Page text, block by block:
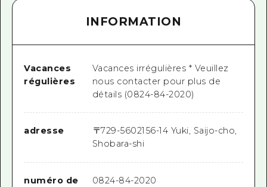
INFORMATION
Vacances
régulières
Vacances irrégulières * Veuillez
nous contacter pour plus de
détails (0824-84-2020)
adresse 〒729-5602156-14 Yuki, Saijo-cho,
Shobara-shi
numéro de
0824-84-2020